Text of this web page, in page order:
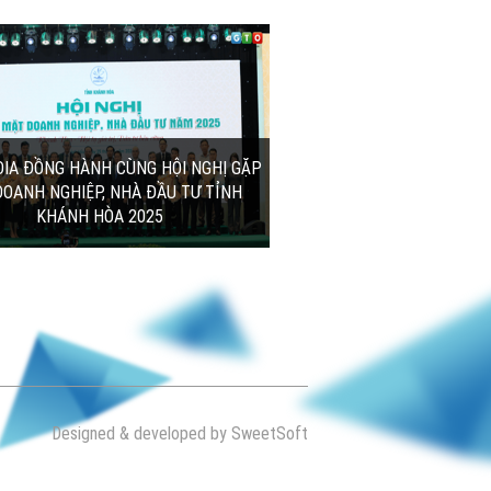
Designed & developed by SweetSoft